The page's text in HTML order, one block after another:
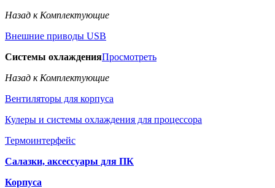
Назад к Комплектующие
Внешние приводы USB
Системы охлажденияПросмотреть
Назад к Комплектующие
Вентиляторы для корпуса
Кулеры и системы охлаждения для процессора
Термоинтерфейс
Салазки, аксессуары для ПК
Корпуса